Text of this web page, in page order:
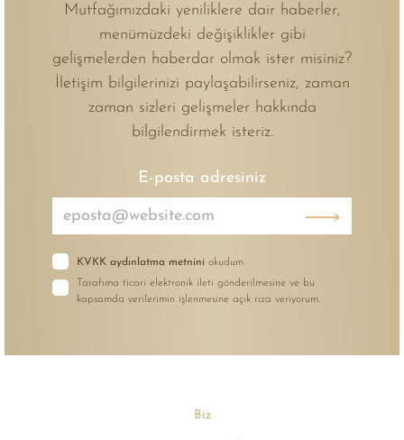
Mutfağımızdaki yeniliklere dair haberler,
menümüzdeki değişiklikler gibi
gelişmelerden haberdar olmak ister misiniz?
İletişim bilgilerinizi paylaşabilirseniz, zaman
zaman sizleri gelişmeler hakkında
bilgilendirmek isteriz.
E-posta adresiniz
KVKK aydınlatma metnini okudum
Tarafıma ticari elektronik ileti gönderilmesine ve bu
kapsamda verilerimin işlenmesine açık rıza veriyorum.
Biz